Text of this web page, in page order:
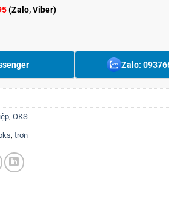
(Zalo, Viber)
Zalo:
, OKS
, trơn